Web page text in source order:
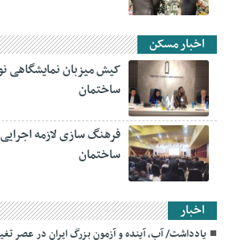
اخبار مسکن
کیش میزبان نمایشگاهی
ساختمان
فرهنگ سازی لازمه
ساختمان
اخبار
یادداشت/ آب، آینده و آزمون بزرگ ایران در عصر